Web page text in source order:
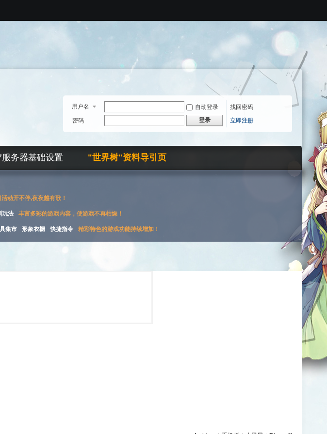
用户名 自动登录
找回密码
密码
登录 立即注册
服务器基础设置 "世界树"资料导引页
动开不停,夜夜越有歌！
玩法 丰富多彩的游戏内容，使游戏不再枯燥！
集市 形象衣橱 快捷指令 精彩特色的游戏功能持续增加！